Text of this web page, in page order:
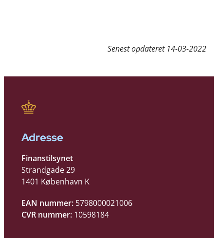
Senest opdateret 14-03-2022
Adresse
Finanstilsynet
Strandgade 29
1401 København K
EAN nummer: 5798000021006
CVR nummer: 10598184